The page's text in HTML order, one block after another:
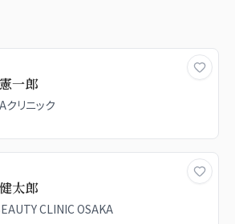
一郎
クリニック
太郎
CLINIC OSAKA